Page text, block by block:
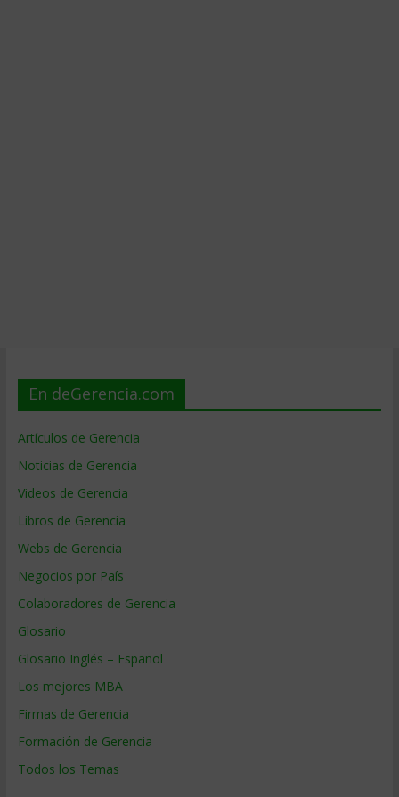
En deGerencia.com
Artículos de Gerencia
Noticias de Gerencia
Videos de Gerencia
Libros de Gerencia
Webs de Gerencia
Negocios por País
Colaboradores de Gerencia
Glosario
Glosario Inglés – Español
Los mejores MBA
Firmas de Gerencia
Formación de Gerencia
Todos los Temas